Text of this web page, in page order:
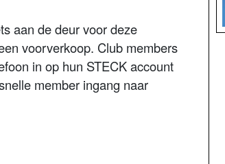
aan de deur voor deze
voorverkoop. Club members
in op hun STECK account
member ingang naar